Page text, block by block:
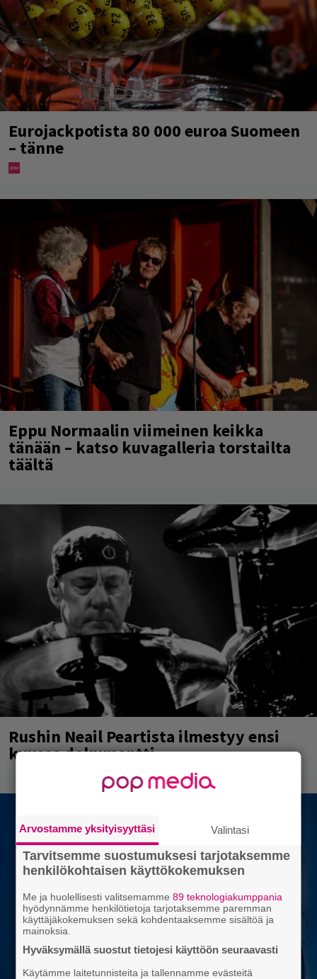
Eurojackpotista 80 000 euroa Suomeen
– tänne
Eppu Normaalin viimeinen keikka
tänään – katso kuvagalleria torstailta
täältä
Rushin Neail Peartista ilmestyy ensi
kuussa dokumentti
Arvostamme yksityisyyttäsi Valintasi
Tarvitsemme suostumuksesi tarjotaksemme
henkilökohtaisen käyttökokemuksen
Me ja huolellisesti valitsemamme89 teknologiakumppania
hyödynnämme henkilötietoja tarjotaksemme paremman
käyttäjäkokemuksen sekä kohdentaaksemme sisältöä ja
mainoksia.
Hyväksymällä suostut tietojesi käyttöön seuraavasti
Käytämme laitetunnisteita ja tallennamme evästeitä